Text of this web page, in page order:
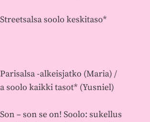
Streetsalsa soolo keskitaso*
Parisalsa -alkeisjatko (Maria) /
soolo kaikki tasot* (Yusniel)
– son se on! Soolo: sukellus